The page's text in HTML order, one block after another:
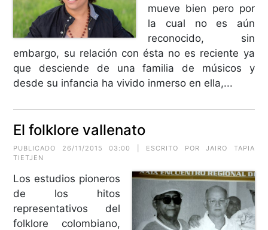
mueve bien pero por
la cual no es aún
reconocido, sin
embargo, su relación con ésta no es reciente ya
que desciende de una familia de músicos y
desde su infancia ha vivido inmerso en ella,...
El folklore vallenato
PUBLICADO 26/11/2015 03:00 | ESCRITO PORJAIRO TAPIA
TIETJEN
Los estudios pioneros
de los hitos
representativos del
folklore colombiano,